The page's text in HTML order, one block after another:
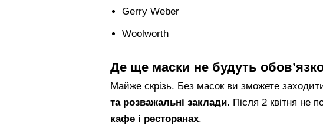
Gerry Weber
Woolworth
Де ще маски не будуть
Майже скрізь. Без масок ви зможете
та розважальні заклади. Після 2 квітня не
кафе і ресторанах.